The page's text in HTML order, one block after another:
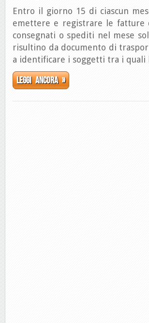
Entro il giorno 15 di ciascun
emettere e registrare le
consegnati o spediti nel mese
risultino da documento di
a identificare i soggetti tra i quali
Leggi ancora »